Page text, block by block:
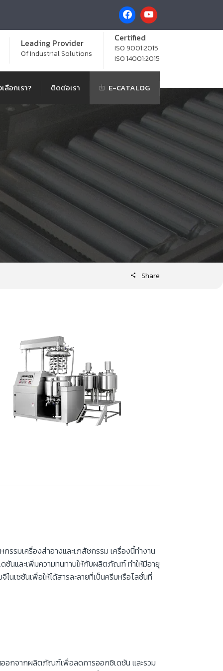
Certified
ISO 9001:2015
ISO 14001:2015
Leading Provider
Of Industrial Solutions
ลือกเรา? E-CATALOG
ติดต่อเรา
Share
รรมเครื่องสำอางและเภสัชกรรม เครื่องนี้ทำงาน
นและเพิ่มความทนทานให้กับผลิตภัณฑ์ ทำให้มีอายุ
นเซชันเพื่อให้ได้สารละลายที่เป็นครีมหรือโลชั่นที่
อกจากผลิตภัณฑ์เพื่อลดการออกซิเดชัน และรวม